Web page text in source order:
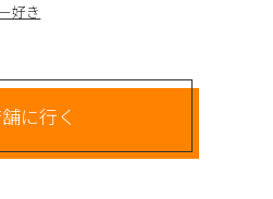
好き
に行く